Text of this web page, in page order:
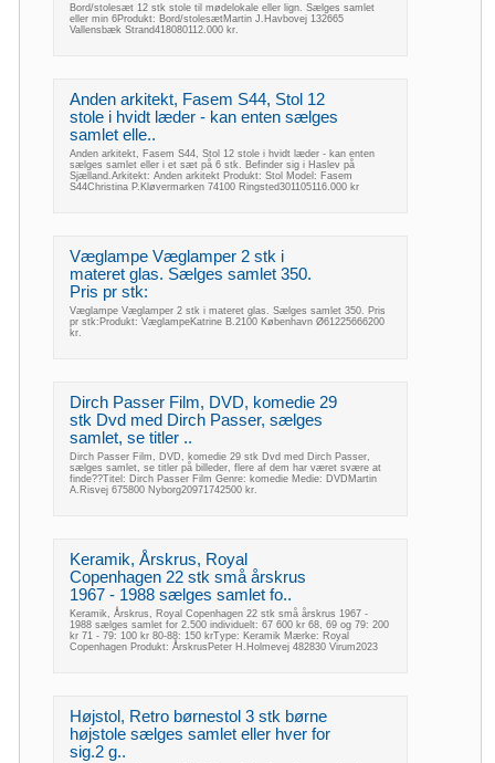
Bord/stolesæt 12 stk stole til mødelokale eller lign. Sælges samlet
eller min 6Produkt: Bord/stolesætMartin J.Havbovej 132665
Vallensbæk Strand418080112.000 kr.
Anden arkitekt, Fasem S44, Stol 12
stole i hvidt læder - kan enten sælges
samlet elle..
Anden arkitekt, Fasem S44, Stol 12 stole i hvidt læder - kan enten
sælges samlet eller i et sæt på 6 stk. Befinder sig i Haslev på
Sjælland.Arkitekt: Anden arkitekt Produkt: Stol Model: Fasem
S44Christina P.Kløvermarken 74100 Ringsted301105116.000 kr
Væglampe Væglamper 2 stk i
materet glas. Sælges samlet 350.
Pris pr stk:
Væglampe Væglamper 2 stk i materet glas. Sælges samlet 350. Pris
pr stk:Produkt: VæglampeKatrine B.2100 København Ø61225666200
kr.
Dirch Passer Film, DVD, komedie 29
stk Dvd med Dirch Passer, sælges
samlet, se titler ..
Dirch Passer Film, DVD, komedie 29 stk Dvd med Dirch Passer,
sælges samlet, se titler på billeder, flere af dem har været svære at
finde??Titel: Dirch Passer Film Genre: komedie Medie: DVDMartin
A.Risvej 675800 Nyborg20971742500 kr.
Keramik, Årskrus, Royal
Copenhagen 22 stk små årskrus
1967 - 1988 sælges samlet fo..
Keramik, Årskrus, Royal Copenhagen 22 stk små årskrus 1967 -
1988 sælges samlet for 2.500 individuelt: 67 600 kr 68, 69 og 79: 200
kr 71 - 79: 100 kr 80-88: 150 krType: Keramik Mærke: Royal
Copenhagen Produkt: ÅrskrusPeter H.Holmevej 482830 Virum2023
Højstol, Retro børnestol 3 stk børne
højstole sælges samlet eller hver for
sig.2 g..